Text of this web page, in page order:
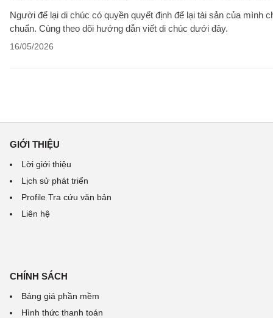
Người để lại di chúc có quyền quyết định để lại tài sản của
chuẩn. Cùng theo dõi hướng dẫn viết di chúc dưới đây.
16/05/2026
GIỚI THIỆU
Lời giới thiệu
Lịch sử phát triển
Profile Tra cứu văn bản
Liên hệ
CHÍNH SÁCH
Bảng giá phần mềm
Hình thức thanh toán